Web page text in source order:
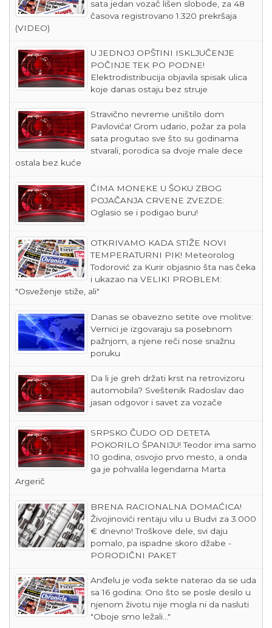
sata jedan vozač lišen slobode, za 48
časova registrovano 1.320 prekršaja
(VIDEO)
U JEDNOJ OPŠTINI ISKLJUČENJE
POČINJE TEK PO PODNE!
Elektrodistribucija objavila spisak ulica
koje danas ostaju bez struje
Stravično nevreme uništilo dom
Pavlovića! Grom udario, požar za pola
sata progutao sve što su godinama
stvarali, porodica sa dvoje male dece
ostala bez kuće
ČIMA MONEKE U ŠOKU ZBOG
POJAČANJA CRVENE ZVEZDE:
Oglasio se i podigao buru!
OTKRIVAMO KADA STIŽE NOVI
TEMPERATURNI PIK! Meteorolog
Todorović za Kurir objasnio šta nas čeka
i ukazao na VELIKI PROBLEM:
"Osveženje stiže, ali"
Danas se obavezno setite ove molitve:
Vernici je izgovaraju sa posebnom
pažnjom, a njene reči nose snažnu
poruku
Da li je greh držati krst na retrovizoru
automobila? Sveštenik Radoslav dao
jasan odgovor i savet za vozače
SRPSKO ČUDO OD DETETA
POKORILO ŠPANIJU! Teodor ima samo
10 godina, osvojio prvo mesto, a onda
ga je pohvalila legendarna Marta
Argerič
BRENA RACIONALNA DOMAĆICA!
Živojinovići rentaju vilu u Budvi za 3.000
€ dnevno! Troškove dele, svi daju
pomalo, pa ispadne skoro džabe -
PORODIČNI PAKET
Anđelu je vođa sekte naterao da se uda
sa 16 godina: Ono što se posle desilo u
njenom životu nije mogla ni da nasluti
"Oboje smo ležali..."